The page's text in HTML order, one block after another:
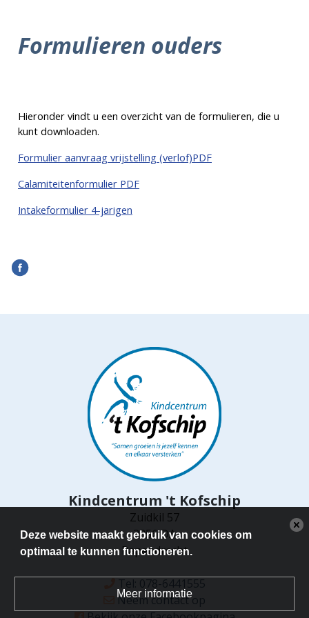
Formulieren ouders
Hieronder vindt u een overzicht van de formulieren, die u
kunt downloaden.
Formulier aanvraag vrijstelling (verlof)PDF
Calamiteitenformulier PDF
Intakeformulier 4-jarigen
Kindcentrum 't Kofschip
Zuidkil 57
3356 DA
Papendrecht
Tel: 078-6441555
Neem contact op
Deze website maakt gebruik van cookies om
optimaal te kunnen functioneren.
Meer informatie